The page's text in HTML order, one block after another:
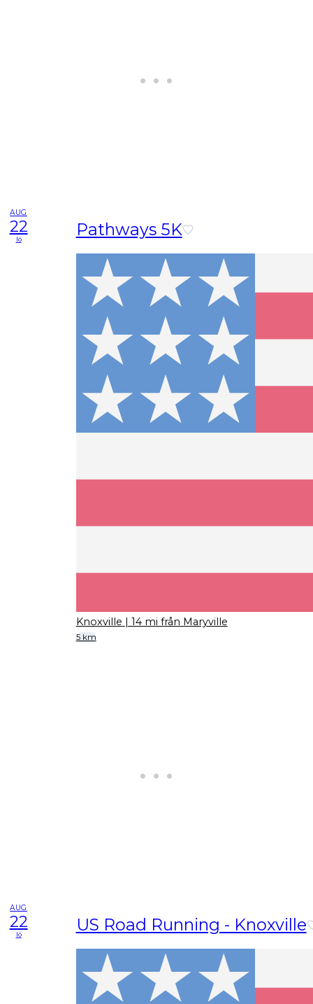
AUG
22
lö Pathways 5K
Knoxville | 14 mi från Maryville
5 km
AUG
22
lö US Road Running - Knoxville